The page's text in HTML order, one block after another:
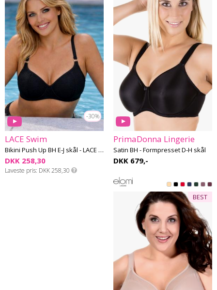
-30%
LACE Swim
Bikini Push Up BH E-J skål - LACE Swim #4
DKK 258,30
Laveste pris DKK 258,30
PrimaDonna Lingerie
Satin BH - Formpresset D-H skål
DKK 679,-
BEST